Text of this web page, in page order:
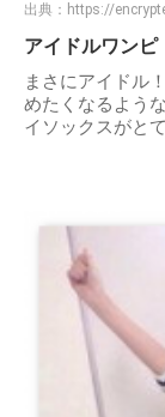
出典： https://
アイドルワンピ
まさにアイドル
めたくなるよう
イソックスがと